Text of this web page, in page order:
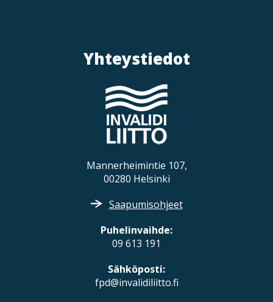
Yhteystiedot
Mannerheimintie 107,
00280 Helsinki
Saapumisohjeet
Puhelinvaihde:
09 613 191
Sähköposti:
fpd@invalidiliitto.fi